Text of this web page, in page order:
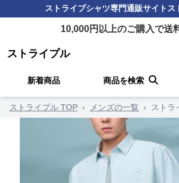
ストライプシャツ専門通販サイト ス
10,000円以上のご購入で送
ストライプル
新着商品 商品を検索
ストライプル TOP › メンズの一覧 › ストラ